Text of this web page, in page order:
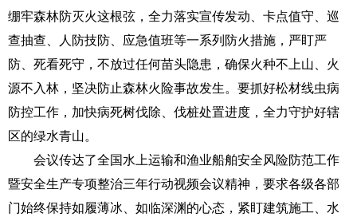
绷牢森林防灭火这根弦，全力落实宣传发动、卡点值守、巡
查抽查、人防技防、应急值班等一系列防火措施，严盯严
防、死看死守，不放过任何苗头隐患，确保火种不上山、火
源不入林，坚决防止森林火险事故发生。要抓好松材线虫病
防控工作，加快病死树伐除、伐桩处置进度，全力守护好辖
区的绿水青山。
会议传达了全国水上运输和渔业船舶安全风险防范工作
暨安全生产专项整治三年行动视频会议精神，要求各级各部
门始终保持如履薄冰、如临深渊的心态，紧盯建筑施工、水